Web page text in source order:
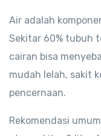
Air adalah
Sekitar 60% tubuh
cairan bisa
mudah lelah, sakit
pencernaan.
Rekomendasi